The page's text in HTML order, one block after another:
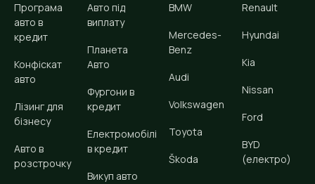
Програма
авто в
кредит
Конфіскат
авто
Лізинг для
бізнесу
Авто в
розстрочку
Авто під
виплату
Планета
Авто
Фургони в
кредит
Електромобілі
в кредит
Викуп авто
BMW
Mercedes-
Benz
Audi
Volkswagen
Toyota
Škoda
Renault
Hyundai
Kia
Nissan
Ford
BYD
(електро)